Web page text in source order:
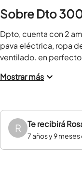
Sobre Dto
Dpto, cuenta con 2
pava eléctrica, ropa
ventilado. en
Mostrar más
R Te recibirá
7 años y 9